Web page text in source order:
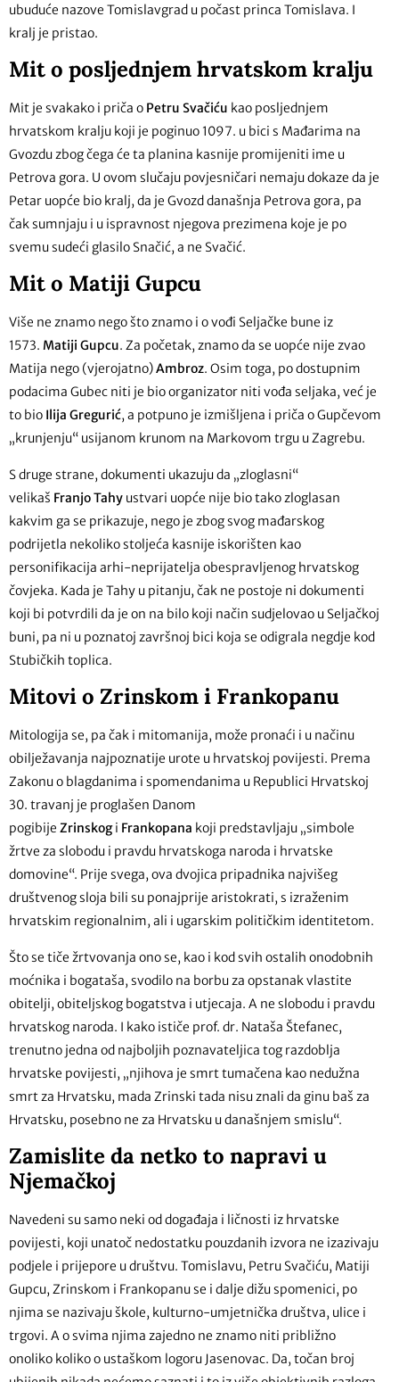
ubuduće nazove Tomislavgrad u počast princa Tomislava. I
kralj je pristao.
Mit o posljednjem hrvatskom kralju
Mit je svakako i priča o Petru Svačiću kao posljednjem
hrvatskom kralju koji je poginuo 1097. u bici s Mađarima na
Gvozdu zbog čega će ta planina kasnije promijeniti ime u
Petrova gora. U ovom slučaju povjesničari nemaju dokaze da je
Petar uopće bio kralj, da je Gvozd današnja Petrova gora, pa
čak sumnjaju i u ispravnost njegova prezimena koje je po
svemu sudeći glasilo Snačić, a ne Svačić.
Mit o Matiji Gupcu
Više ne znamo nego što znamo i o vođi Seljačke bune iz
1573. Matiji Gupcu. Za početak, znamo da se uopće nije zvao
Matija nego (vjerojatno)Ambroz. Osim toga, po dostupnim
podacima Gubec niti je bio organizator niti vođa seljaka, već je
to bio Ilija Gregurić, a potpuno je izmišljena i priča o Gupčevom
„krunjenju“ usijanom krunom na Markovom trgu u Zagrebu.
S druge strane, dokumenti ukazuju da „zloglasni“
velikaš Franjo Tahy ustvari uopće nije bio tako zloglasan
kakvim ga se prikazuje, nego je zbog svog mađarskog
podrijetla nekoliko stoljeća kasnije iskorišten kao
personifikacija arhi-neprijatelja obespravljenog hrvatskog
čovjeka. Kada je Tahy u pitanju, čak ne postoje ni dokumenti
koji bi potvrdili da je on na bilo koji način sudjelovao u Seljačkoj
buni, pa ni u poznatoj završnoj bici koja se odigrala negdje kod
Stubičkih toplica.
Mitovi o Zrinskom i Frankopanu
Mitologija se, pa čak i mitomanija, može pronaći i u načinu
obilježavanja najpoznatije urote u hrvatskoj povijesti. Prema
Zakonu o blagdanima i spomendanima u Republici Hrvatskoj
30. travanj je proglašen Danom
pogibije Zrinskogi Frankopana koji predstavljaju „simbole
žrtve za slobodu i pravdu hrvatskoga naroda i hrvatske
domovine“. Prije svega, ova dvojica pripadnika najvišeg
društvenog sloja bili su ponajprije aristokrati, s izraženim
hrvatskim regionalnim, ali i ugarskim političkim identitetom.
Što se tiče žrtvovanja ono se, kao i kod svih ostalih onodobnih
moćnika i bogataša, svodilo na borbu za opstanak vlastite
obitelji, obiteljskog bogatstva i utjecaja. A ne slobodu i pravdu
hrvatskog naroda. I kako ističe prof. dr. Nataša Štefanec,
trenutno jedna od najboljih poznavateljica tog razdoblja
hrvatske povijesti, „njihova je smrt tumačena kao nedužna
smrt za Hrvatsku, mada Zrinski tada nisu znali da ginu baš za
Hrvatsku, posebno ne za Hrvatsku u današnjem smislu“.
Zamislite da netko to napravi u
Njemačkoj
Navedeni su samo neki od događaja i ličnosti iz hrvatske
povijesti, koji unatoč nedostatku pouzdanih izvora ne izazivaju
podjele i prijepore u društvu. Tomislavu, Petru Svačiću, Matiji
Gupcu, Zrinskom i Frankopanu se i dalje dižu spomenici, po
njima se nazivaju škole, kulturno-umjetnička društva, ulice i
trgovi. A o svima njima zajedno ne znamo niti približno
onoliko koliko o ustaškom logoru Jasenovac. Da, točan broj